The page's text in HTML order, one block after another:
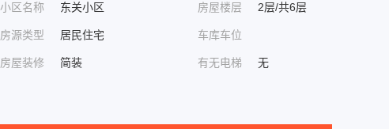
小区名称 东关小区 房屋楼层 2层/共6层
房源类型 居民住宅 车库车位
房屋装修 简装 有无电梯 无